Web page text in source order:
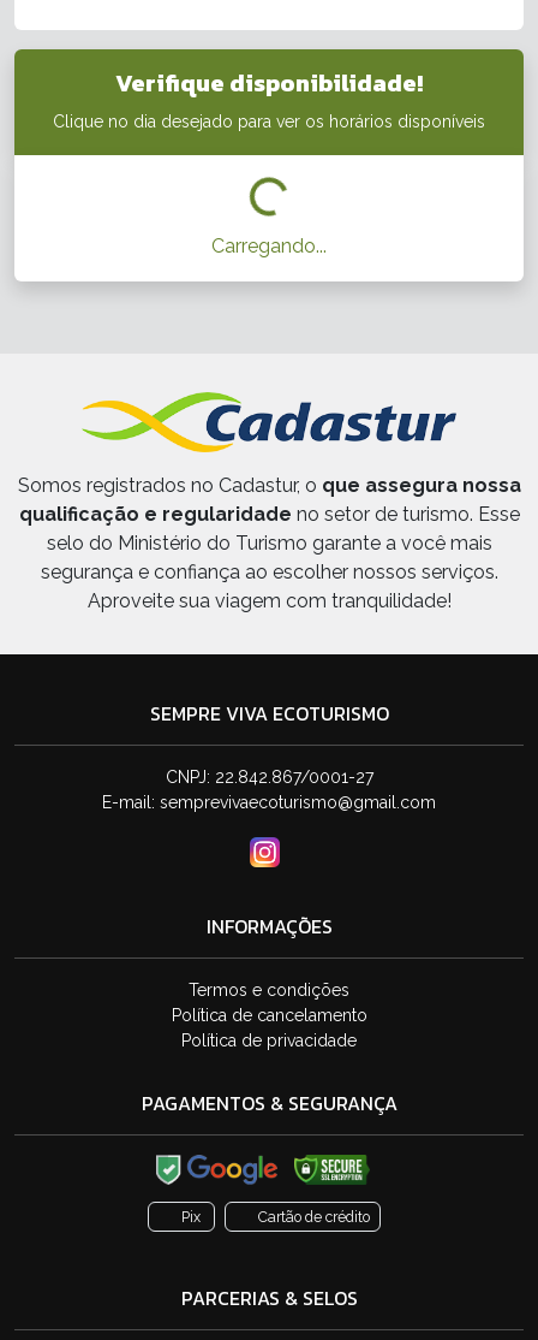
Verifique disponibilidade!
Clique no dia desejado para ver os horários disponíveis
Carregando...
Somos registrados no Cadastur, o que assegura nossa
qualificação e regularidade no setor de turismo. Esse
selo do Ministério do Turismo garante a você mais
segurança e confiança ao escolher nossos serviços.
Aproveite sua viagem com tranquilidade!
SEMPRE VIVA ECOTURISMO
CNPJ: 22.842.867/0001-27
E-mail: semprevivaecoturismo@gmail.com
INFORMAÇÕES
Termos e condições
Política de cancelamento
Política de privacidade
PAGAMENTOS & SEGURANÇA
Pix Cartão de crédito
PARCERIAS & SELOS